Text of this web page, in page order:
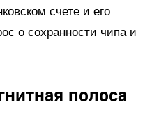
счете и его
о сохранности чипа и
полоса